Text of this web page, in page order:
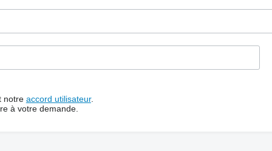
notre accord utilisateur.
à votre demande.